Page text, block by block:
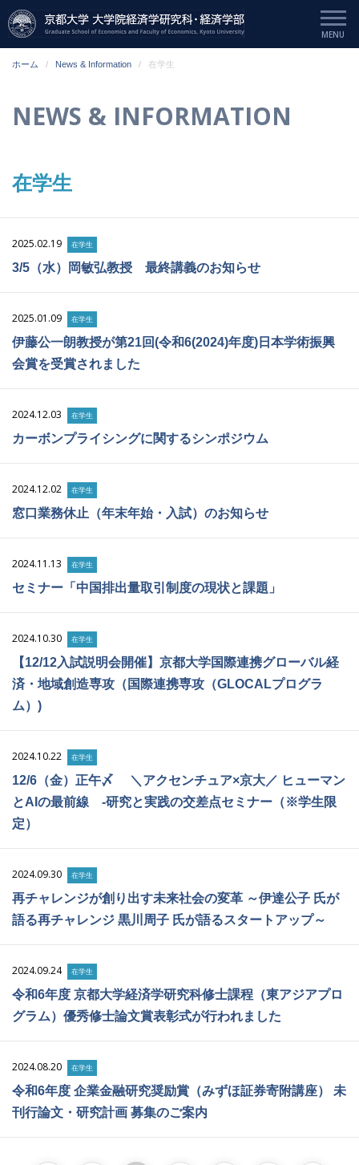
ホーム News & Information 在学生
NEWS & INFORMATION
在学生
2025.02.19 在学生
3/5（水）岡敏弘教授 最終講義のお知らせ
2025.01.09 在学生
伊藤公一朗教授が第21回(令和6(2024)年度)日本学術振興
会賞を受賞されました
2024.12.03 在学生
カーボンプライシングに関するシンポジウム
2024.12.02 在学生
窓口業務休止（年末年始・入試）のお知らせ
2024.11.13 在学生
セミナー「中国排出量取引制度の現状と課題」
2024.10.30 在学生
【12/12入試説明会開催】京都大学国際連携グローバル経
済・地域創造専攻（国際連携専攻（GLOCALプログラ
ム）)
2024.10.22 在学生
12/6（金）正午〆 ＼アクセンチュア×京大／ ヒューマン
とAIの最前線 -研究と実践の交差点セミナー（※学生限
定）
2024.09.30 在学生
再チャレンジが創り出す未来社会の変革 ～伊達公子 氏が
語る再チャレンジ 黒川周子 氏が語るスタートアップ～
2024.09.24 在学生
令和6年度 京都大学経済学研究科修士課程（東アジアプロ
グラム）優秀修士論文賞表彰式が行われました
2024.08.20 在学生
令和6年度 企業金融研究奨励賞（みずほ証券寄附講座） 未
刊行論文・研究計画 募集のご案内